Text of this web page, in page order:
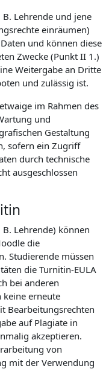
Lehrende und jene
einräumen)
und können diese
Zwecke (Punkt II 1.)
Weitergabe an Dritte
und zulässig ist.
im Rahmen des
und
Gestaltung
sofern ein Zugriff
durch technische
ausgeschlossen
Lehrende) können
die
Studierende müssen
die Turnitin-EULA
bei anderen
erneute
Bearbeitungsrechten
auf Plagiate in
akzeptieren.
von
mit der Verwendung